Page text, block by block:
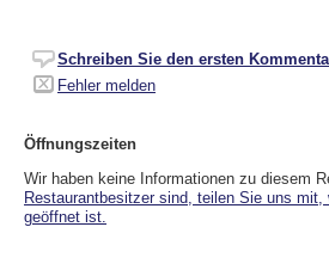
Schreiben Sie den ersten
Fehler melden
Öffnungszeiten
Wir haben keine Informationen zu diesem
Restaurantbesitzer sind, teilen Sie uns mit,
geöffnet ist.